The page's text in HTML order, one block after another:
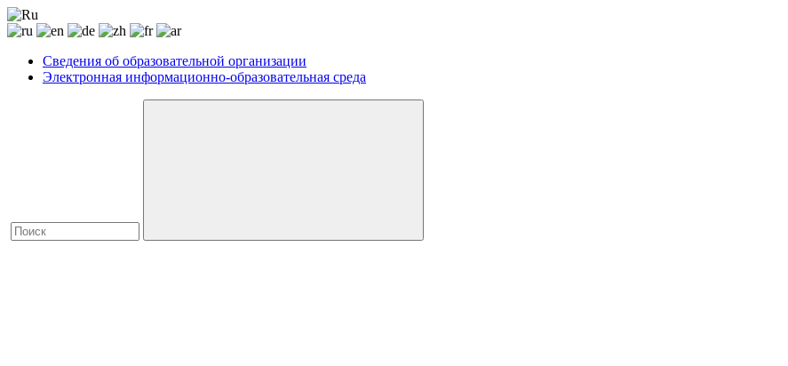
Сведения об образовательной организации
Электронная информационно-образовательная среда